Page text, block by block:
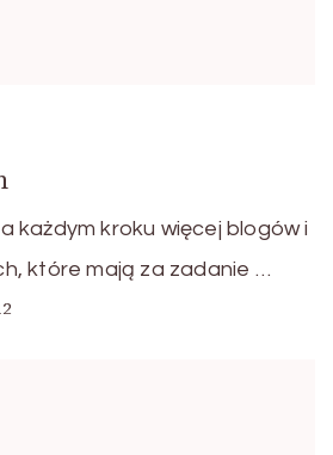
każdym kroku więcej blogów i
które mają za zadanie …